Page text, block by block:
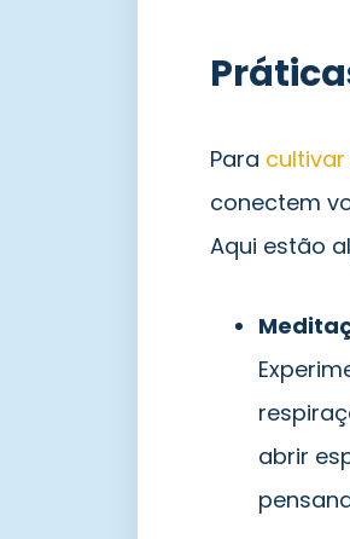
Para
conectem
Aqui estão
abrir